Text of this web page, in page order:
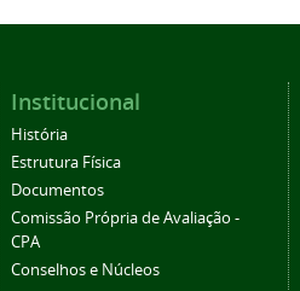
Institucional
História
Estrutura Física
Documentos
Comissão Própria de Avaliação -
CPA
Conselhos e Núcleos